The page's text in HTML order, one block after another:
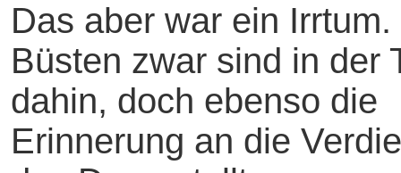
Das aber war ein Irrtum.
Büsten zwar sind in der
dahin, doch ebenso die
Erinnerung an die